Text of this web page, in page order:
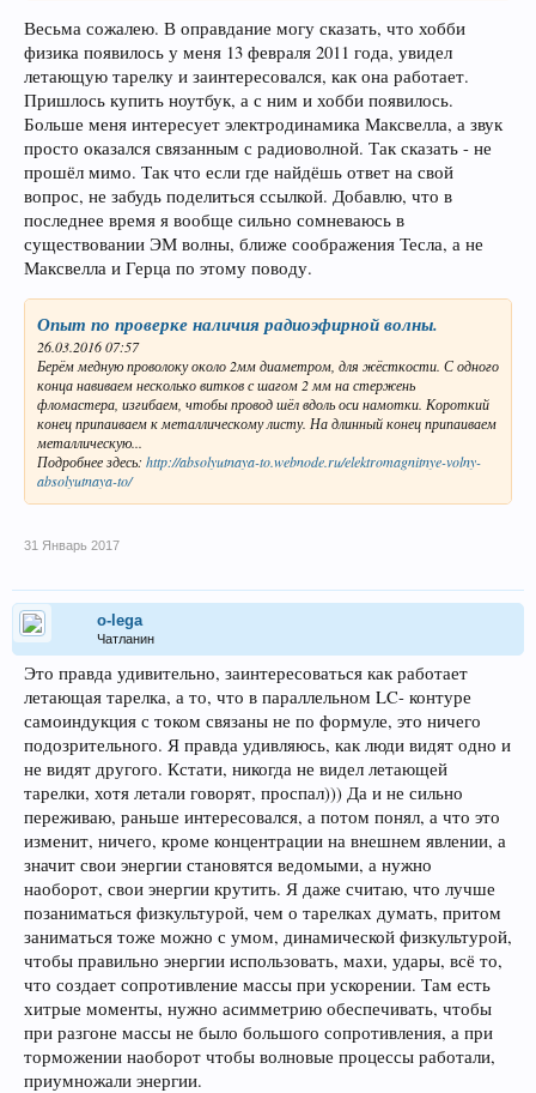
Весьма сожалею. В оправдание могу сказать, что хобби
физика появилось у меня 13 февраля 2011 года, увидел
летающую тарелку и заинтересовался, как она работает.
Пришлось купить ноутбук, а с ним и хобби появилось.
Больше меня интересует электродинамика Максвелла, а звук
просто оказался связанным с радиоволной. Так сказать - не
прошёл мимо. Так что если где найдёшь ответ на свой
вопрос, не забудь поделиться ссылкой. Добавлю, что в
последнее время я вообще сильно сомневаюсь в
существовании ЭМ волны, ближе соображения Тесла, а не
Максвелла и Герца по этому поводу.
Опыт по проверке наличия радиоэфирной волны.
26.03.2016 07:57
Берём медную проволоку около 2мм диаметром, для жёсткости. С одного
конца навиваем несколько витков с шагом 2 мм на стержень
фломастера, изгибаем, чтобы провод шёл вдоль оси намотки. Короткий
конец припаиваем к металлическому листу. На длинный конец припаиваем
металлическую...
Подробнее здесь: http://absolyutnaya-to.webnode.ru/elektromagnitnye-volny-
absolyutnaya-to/
31 Январь 2017
o-lega
Чатланин
Это правда удивительно, заинтересоваться как работает
летающая тарелка, а то, что в параллельном LC- контуре
самоиндукция с током связаны не по формуле, это ничего
подозрительного. Я правда удивляюсь, как люди видят одно и
не видят другого. Кстати, никогда не видел летающей
тарелки, хотя летали говорят, проспал))) Да и не сильно
переживаю, раньше интересовался, а потом понял, а что это
изменит, ничего, кроме концентрации на внешнем явлении, а
значит свои энергии становятся ведомыми, а нужно
наоборот, свои энергии крутить. Я даже считаю, что лучше
позаниматься физкультурой, чем о тарелках думать, притом
заниматься тоже можно с умом, динамической физкультурой,
чтобы правильно энергии использовать, махи, удары, всё то,
что создает сопротивление массы при ускорении. Там есть
хитрые моменты, нужно асимметрию обеспечивать, чтобы
при разгоне массы не было большого сопротивления, а при
торможении наоборот чтобы волновые процессы работали,
приумножали энергии.